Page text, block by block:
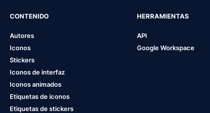
CONTENIDO
Autores
Iconos
Stickers
Iconos de interfaz
Iconos animados
Etiquetas de iconos
Etiquetas de stickers
HERRAMIENTAS
API
Google Workspace